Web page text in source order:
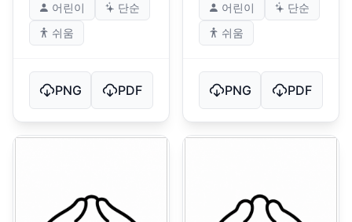
어린이
단순
쉬움
PNG PDF
어린이
단순
쉬움
PNG PDF